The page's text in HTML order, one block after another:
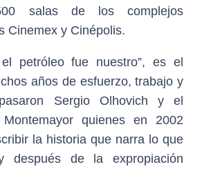
salas de los complejos
Cinemex y Cinépolis.
petróleo fue nuestro”, es el
años de esfuerzo, trabajo y
Sergio Olhovich y el
quienes en 2002
la historia que narra lo que
después de la expropiación